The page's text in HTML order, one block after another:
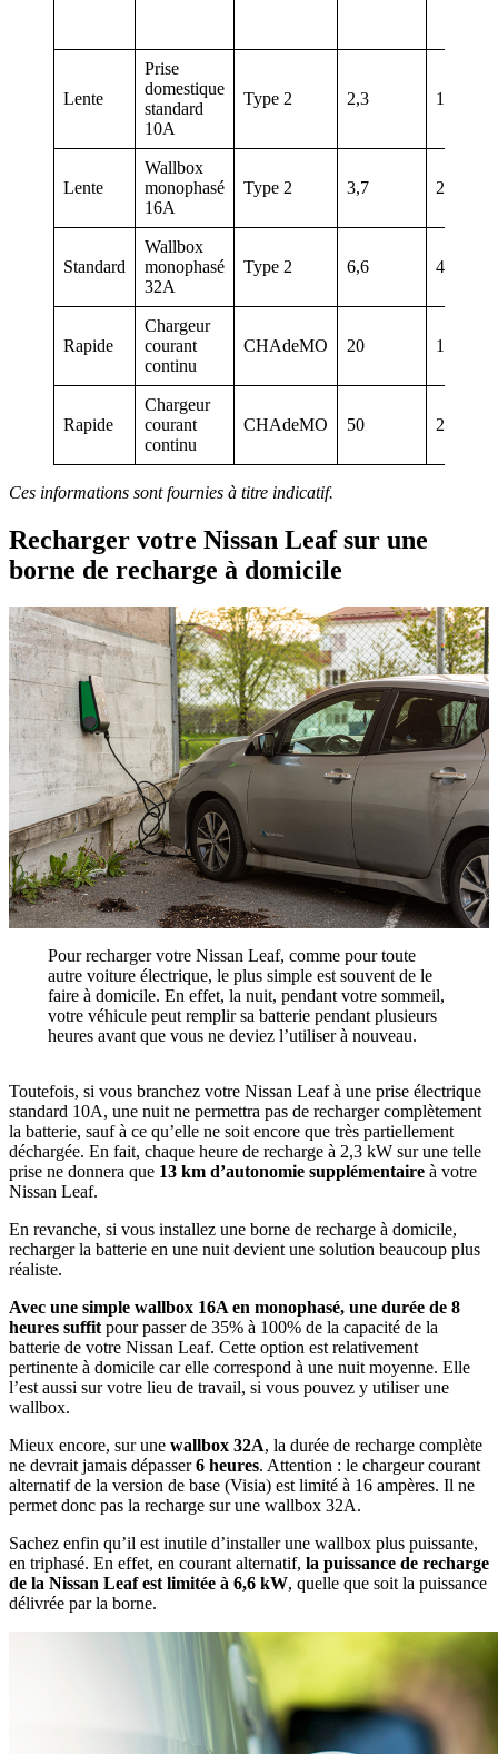
Lente
Prise
domestique
standard
10A
Type 2 2,3 13 km
Lente
Wallbox
monophasé
16A
Type 2 3,7 27 km
Standard
Wallbox
monophasé
32A
Type 2 6,6 47 km
Rapide
Chargeur
courant
continu
CHAdeMO 20 130 km
Rapide
Chargeur
courant
continu
CHAdeMO 50 230 km
Ces informations sont fournies à titre indicatif.
Recharger votre Nissan Leaf sur une
borne de recharge à domicile
Pour recharger votre Nissan Leaf, comme pour toute
autre voiture électrique, le plus simple est souvent de le
faire à domicile. En effet, la nuit, pendant votre sommeil,
votre véhicule peut remplir sa batterie pendant plusieurs
heures avant que vous ne deviez l’utiliser à nouveau.
Toutefois, si vous branchez votre Nissan Leaf à une prise électrique
standard 10A, une nuit ne permettra pas de recharger complètement
la batterie, sauf à ce qu’elle ne soit encore que très partiellement
déchargée. En fait, chaque heure de recharge à 2,3 kW sur une telle
prise ne donnera que 13 km d’autonomie supplémentaire à votre
Nissan Leaf.
En revanche, si vous installez une borne de recharge à domicile,
recharger la batterie en une nuit devient une solution beaucoup plus
réaliste.
Avec une simple wallbox 16A en monophasé, une durée de 8
heures suffit pour passer de 35% à 100% de la capacité de la
batterie de votre Nissan Leaf. Cette option est relativement
pertinente à domicile car elle correspond à une nuit moyenne. Elle
l’est aussi sur votre lieu de travail, si vous pouvez y utiliser une
wallbox.
Mieux encore, sur une wallbox 32A, la durée de recharge complète
ne devrait jamais dépasser6 heures. Attention : le chargeur courant
alternatif de la version de base (Visia) est limité à 16 ampères. Il ne
permet donc pas la recharge sur une wallbox 32A.
Sachez enfin qu’il est inutile d’installer une wallbox plus puissante,
en triphasé. En effet, en courant alternatif, la puissance de recharge
de la Nissan Leaf est limitée à 6,6 kW, quelle que soit la puissance
délivrée par la borne.